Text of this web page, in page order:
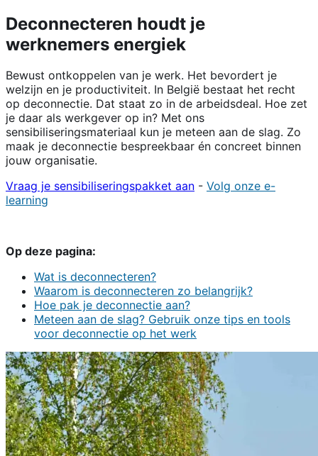
Deconnecteren houdt je
werknemers energiek
Bewust ontkoppelen van je werk. Het bevordert je
welzijn en je productiviteit. In België bestaat het recht
op deconnectie. Dat staat zo in de arbeidsdeal. Hoe zet
je daar als werkgever op in? Met ons
sensibiliseringsmateriaal kun je meteen aan de slag. Zo
maak je deconnectie bespreekbaar én concreet binnen
jouw organisatie.
Vraag je sensibiliseringspakket aan - Volg onze e-
learning
Op deze pagina:
Wat is deconnecteren?
Waarom is deconnecteren zo belangrijk?
Hoe pak je deconnectie aan?
Meteen aan de slag? Gebruik onze tips en tools
voor deconnectie op het werk